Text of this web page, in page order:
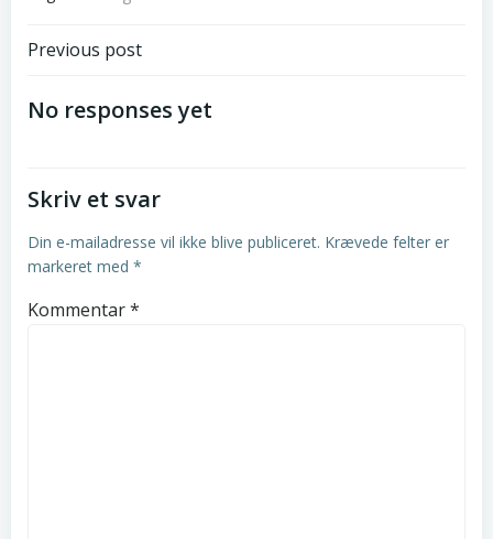
Post
navigation
Previous post
No responses yet
Skriv et svar
Din e-mailadresse vil ikke blive publiceret. Krævede felter er
markeret med *
Kommentar*